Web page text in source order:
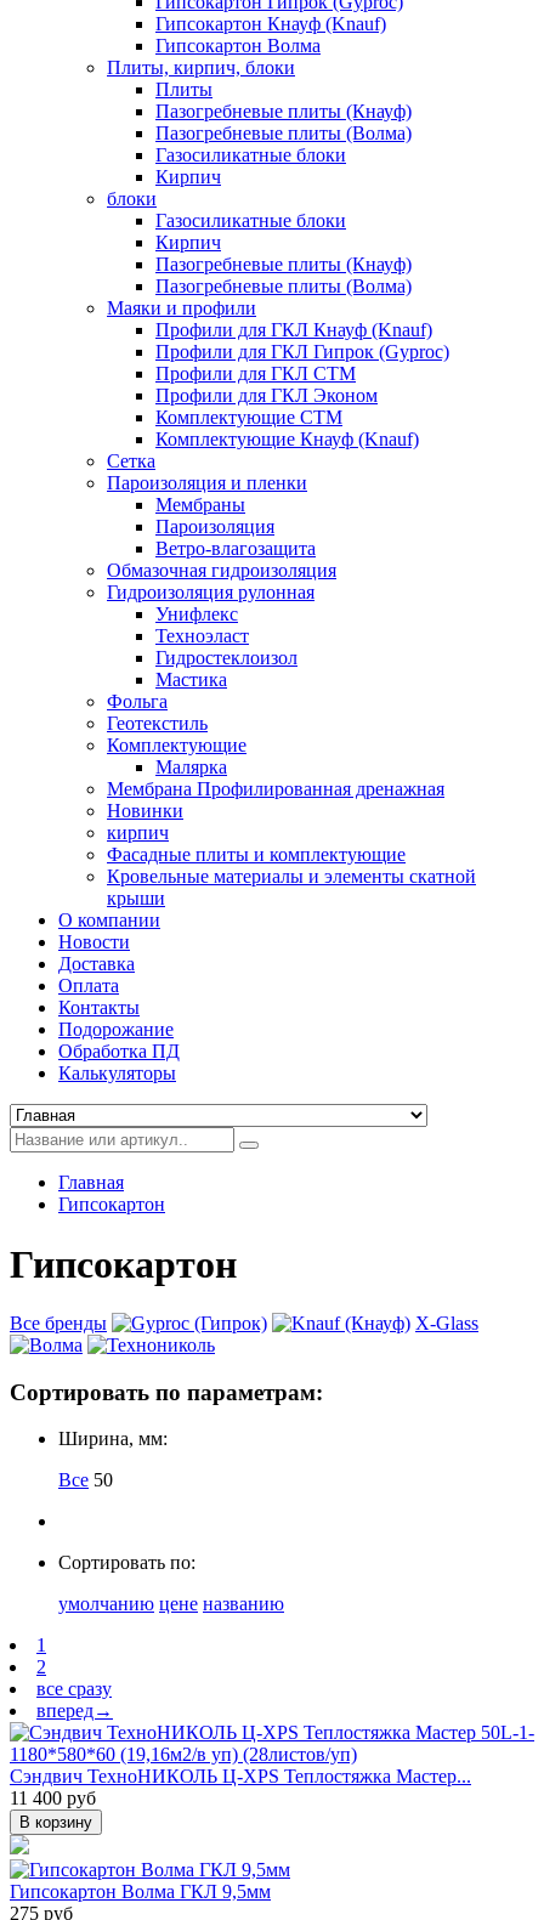
Гипсокартон Кнауф (Knauf)
Гипсокартон Волма
Плиты, кирпич, блоки
Плиты
Пазогребневые плиты (Кнауф)
Пазогребневые плиты (Волма)
Газосиликатные блоки
Кирпич
блоки
Газосиликатные блоки
Кирпич
Пазогребневые плиты (Кнауф)
Пазогребневые плиты (Волма)
Маяки и профили
Профили для ГКЛ Кнауф (Knauf)
Профили для ГКЛ Гипрок (Gyproc)
Профили для ГКЛ СТМ
Профили для ГКЛ Эконом
Комплектующие СТМ
Комплектующие Кнауф (Knauf)
Сетка
Пароизоляция и пленки
Мембраны
Пароизоляция
Ветро-влагозащита
Обмазочная гидроизоляция
Гидроизоляция рулонная
Унифлекс
Техноэласт
Гидростеклоизол
Мастика
Фольга
Геотекстиль
Комплектующие
Малярка
Мембрана Профилированная дренажная
Новинки
кирпич
Фасадные плиты и комплектующие
Кровельные материалы и элементы скатной
крыши
О компании
Новости
Доставка
Оплата
Контакты
Подорожание
Обработка ПД
Калькуляторы
Главная
Гипсокартон
Гипсокартон
Все бренды X-Glass
Сортировать по параметрам:
Ширина, мм:
Все 50
Сортировать по:
умолчанию цене названию
1
2
все сразу
вперед→
Сэндвич ТехноНИКОЛЬ Ц-XPS Теплостяжка Мастер...
11 400 руб
В корзину
Гипсокартон Волма ГКЛ 9,5мм
275 руб